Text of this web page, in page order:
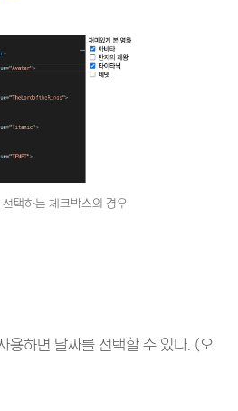
택하는 체크박스의 경우
하면 날짜를 선택할 수 있다. (오